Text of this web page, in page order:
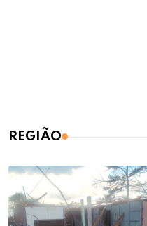
REGIÃO